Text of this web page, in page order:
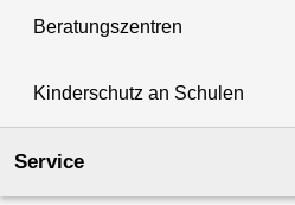
Beratungszentren
Kinderschutz an Schulen
Service